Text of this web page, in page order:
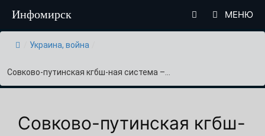
содержимому
Инфомирск МЕНЮ
Украина, война
Совково-путинская кгбш-ная система –...
Совково-путинская кгбш-